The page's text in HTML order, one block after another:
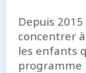
Depuis
concentrer
les enfants
programme